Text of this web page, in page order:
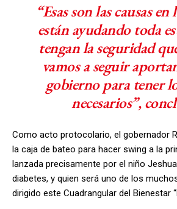
“Esas son las causas
están ayudando toda
tengan la seguridad
vamos a seguir
gobierno para tener
necesarios”,
Como acto protocolario, el gobernador
la caja de bateo para hacer swing a la
lanzada precisamente por el niño
diabetes, y quien será uno de los
dirigido este Cuadrangular del Bienestar